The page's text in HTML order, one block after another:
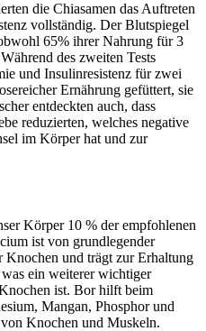
die Chiasamen das Auftreten
vollständig. Der Blutspiegel
65% ihrer Nahrung für 3
des zweiten Tests
und Insulinresistenz für zwei
Ernährung gefüttert, sie
entdeckten auch, dass
reduzierten, welches negative
im Körper hat und zur
Körper 10 % der empfohlenen
ist von grundlegender
Knochen und trägt zur Erhaltung
ein weiterer wichtiger
ist. Bor hilft beim
Mangan, Phosphor und
Knochen und Muskeln.